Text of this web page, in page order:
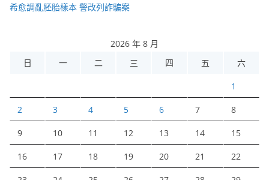
希愈調亂胚胎樣本 警改列詐騙案
2026 年 8 月
日
一 二 三 四 五 六
1
2 3 4 5 6 7 8
9 10 11 12 13 14 15
16 17 18 19 20 21 22